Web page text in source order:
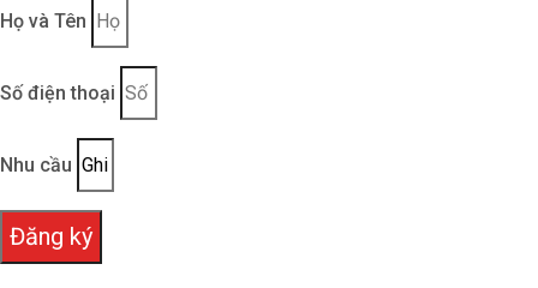
trong ngành may mặc, sẵn sàng hỗ trợ quý
khách 24/7
Thông tin liên hệ:
Địa chỉ: Toà nhà 14, ngõ 90 Yên Lạc, P. Vĩnh Tuy, Q.
Hai Bà Trưng, Hà Nội
Hotline: 0919.878.383
Họ và Tên
Số điện thoại
Nhu cầu
Đăng ký